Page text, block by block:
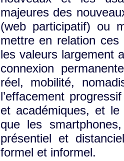
majeures des
(web participatif) ou
mettre en relation
les valeurs largement
connexion
réel, mobilité,
l’effacement
et académiques, et
que les
présentiel et
formel et informel.